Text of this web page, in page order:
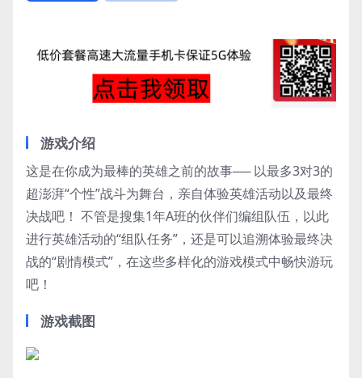
游戏介绍
这是在你成为最棒的英雄之前的故事── 以最多3对3的
超澎湃“个性”战斗为舞台，亲自体验英雄活动以及最终
决战吧！ 不管是搜集1年A班的伙伴们编组队伍，以此
进行英雄活动的“组队任务”，还是可以追溯体验最终决
战的“剧情模式”，在这些多样化的游戏模式中畅快游玩
吧！
游戏截图